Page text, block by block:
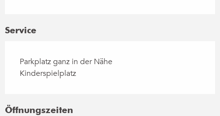
Service
Parkplatz ganz in der Nähe
Kinderspielplatz
Öffnungszeiten